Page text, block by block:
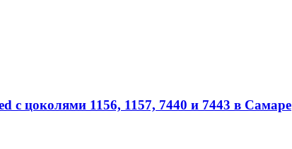
с цоколями 1156, 1157, 7440 и 7443 в Самаре